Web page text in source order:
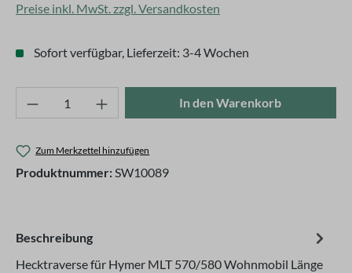
Preise inkl. MwSt. zzgl. Versandkosten
Sofort verfügbar, Lieferzeit: 3-4 Wochen
Produkt Anzahl: Gib den gewünschten
In den Warenkorb
Zum Merkzettel hinzufügen
Produktnummer:SW10089
Beschreibung
Hecktraverse für Hymer MLT 570/580 Wohnmobil Länge